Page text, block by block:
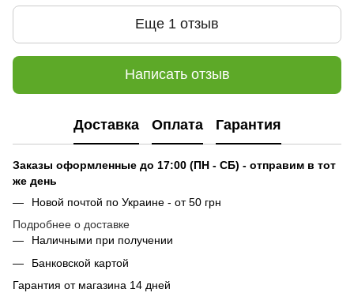
Еще 1 отзыв
Написать отзыв
Доставка Оплата Гарантия
Заказы оформленные до 17:00 (ПН - СБ) - отправим в тот
же день
Новой почтой по Украине - от 50 грн
Подробнее о доставке
Наличными при получении
Банковской картой
Гарантия от магазина 14 дней